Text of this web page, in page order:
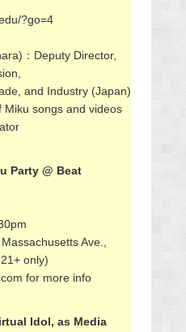
?go=4
：Deputy Director,
and Industry (Japan)
Miku songs and videos
Party @ Beat
Ave.,
only)
for more info
Idol, as Media